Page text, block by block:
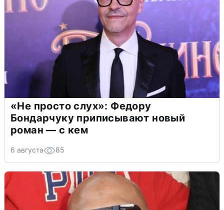
«Не просто слух»: Федору
Бондарчуку приписывают новый
роман — с кем
6 августа 85